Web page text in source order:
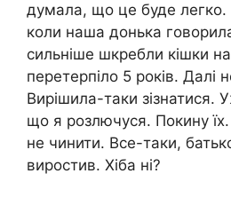
думала, що це буде
коли наша донька говорила
сильніше шкребли кішки
перетерпіло 5 років. Далі
Вирішила-таки зізнатися.
що я розлючуся. Покину
не чинити. Все-таки,
виростив. Хіба ні?